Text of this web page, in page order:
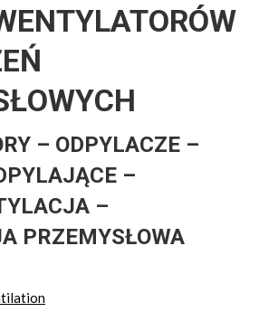
– ODPYLACZE –
–
–
PRZEMYSŁOWA